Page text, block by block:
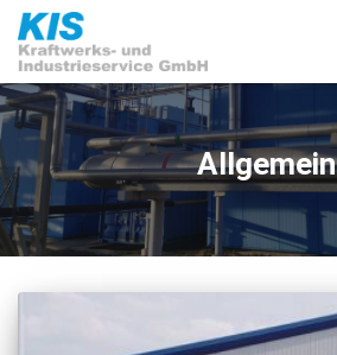
Allgemein